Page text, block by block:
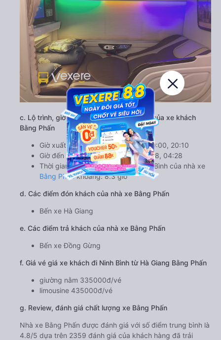
c. Lộ trình, giờ khởi hành và giờ kết thúc của xe khách
Bằng Phấn
Giờ xuất phát ở Hà Giang: 07:30, 20:00, 20:10
Giờ đến nơi ở Ninh Bình: 15:48, 04:18, 04:28
Thời gian chạy từ Hà Giang đi Ninh Bình của nhà xe
Bằng Phấnkhoảng: 8.3 giờ
d. Các điểm đón khách của nhà xe Bằng Phấn
Bến xe Hà Giang
e. Các điểm trả khách của nhà xe Bằng Phấn
Bến xe Đồng Gừng
f. Giá vé giá xe khách đi Ninh Bình từ Hà Giang Bằng Phấn
giường nằm 335000đ/vé
limousine 435000đ/vé
g. Review, đánh giá chất lượng xe Bằng Phấn
Nhà xe Bằng Phấn được đánh giá với số điểm trung bình là
4.8/5 dựa trên 2359 đánh giá của khách hàng đã trải